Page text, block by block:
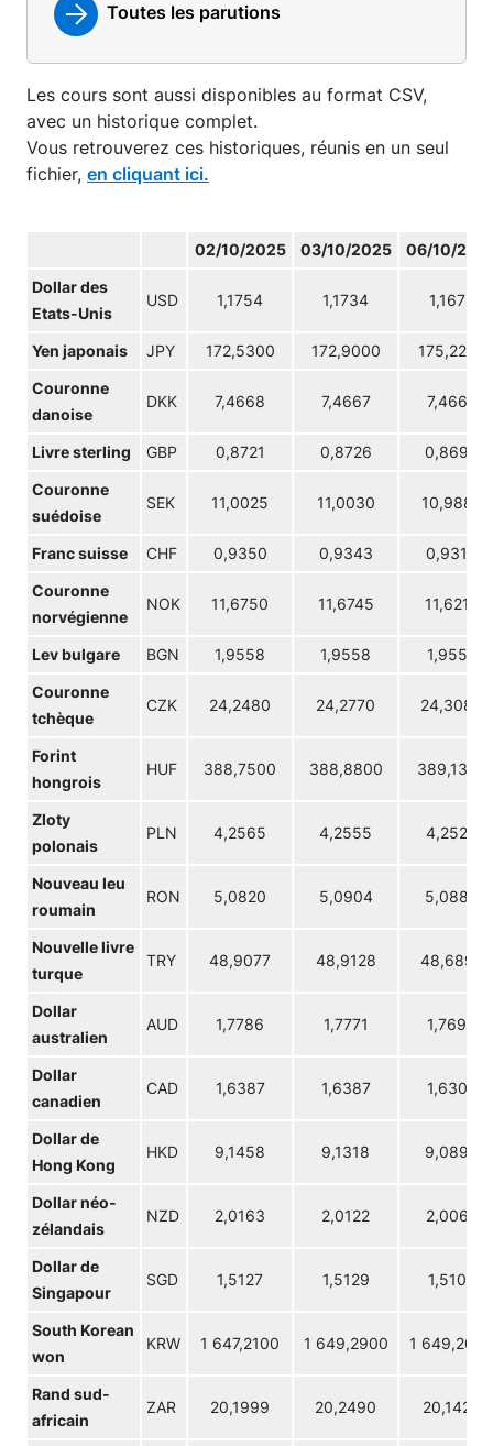
Toutes les parutions
Les cours sont aussi disponibles au format CSV,
avec un historique complet.
Vous retrouverez ces historiques, réunis en un seul
fichier, en cliquant ici.
02/10/2025 03/10/2025 06/10/
Dollar des
Etats-Unis
USD 1,1754 1,1734 1,1678
Yen japonais JPY 172,5300 172,9000 175,2200
Couronne
danoise
DKK 7,4668 7,4667 7,4667
Livre sterling GBP 0,8721 0,8726 0,8695
Couronne
suédoise
SEK 11,0025 11,0030 10,9880
Franc suisse CHF 0,9350 0,9343 0,9314
Couronne
norvégienne
NOK 11,6750 11,6745 11,6210
Lev bulgare BGN 1,9558 1,9558 1,9558
Couronne
tchèque
CZK 24,2480 24,2770 24,3080
Forint
hongrois
HUF 388,7500 388,8800 389,1300
Zloty
polonais
PLN 4,2565 4,2555 4,2528
Nouveau leu
roumain
RON 5,0820 5,0904 5,0885
Nouvelle livre
turque
TRY 48,9077 48,9128 48,6894
Dollar
australien
AUD 1,7786 1,7771 1,7698
Dollar
canadien
CAD 1,6387 1,6387 1,6304
Dollar de
Hong Kong
HKD 9,1458 9,1318 9,0896
Dollar néo-
zélandais
NZD 2,0163 2,0122 2,0060
Dollar de
Singapour
SGD 1,5127 1,5129 1,5104
South Korean
won
KRW 1 647,2100 1 649,2900 1 649,2000
Rand sud-
africain
ZAR 20,1999 20,2490 20,1428